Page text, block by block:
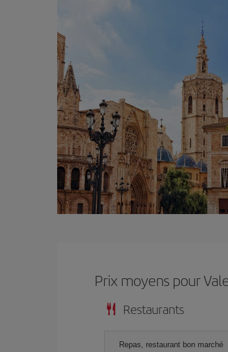
Prix ​​moyens pour
Restaurants
Repas, restaurant bon marché